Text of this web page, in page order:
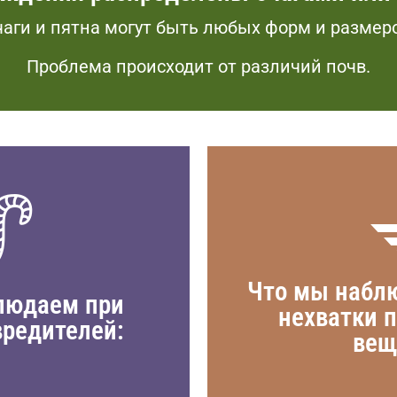
и пятна могут быть любых форм и
Проблема происходит от различий почв.
при
Что мы
нехватки
• Пораженные
различиями в
типах почв
• Если речь
граница между
которые
проявляется на